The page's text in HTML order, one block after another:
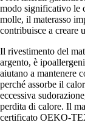
modo significativo le
molle, il materasso
contribuisce a creare
Il rivestimento del
argento, è
aiutano a mantenere
perché assorbe il
eccessiva
perdita di calore. Il
certificato OEKO-